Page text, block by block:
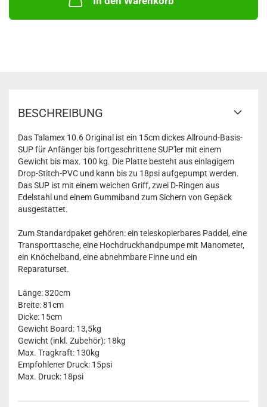
Länge: 320cm
BESCHREIBUNG
Das Talamex 10.6 Original ist ein 15cm dickes Allround-Basis-
SUP für Anfänger bis fortgeschrittene SUP'ler mit einem
Gewicht bis max. 100 kg. Die Platte besteht aus einlagigem
Drop-Stitch-PVC und kann bis zu 18psi aufgepumpt werden.
Das SUP ist mit einem weichen Griff, zwei D-Ringen aus
Edelstahl und einem Gummiband zum Sichern von Gepäck
ausgestattet.
Zum Standardpaket gehören: ein teleskopierbares Paddel, eine
Transporttasche, eine Hochdruckhandpumpe mit Manometer,
ein Knöchelband, eine abnehmbare Finne und ein
Reparaturset.
Länge: 320cm
Breite: 81cm
Dicke: 15cm
Gewicht Board: 13,5kg
Gewicht (inkl. Zubehör): 18kg
Max. Tragkraft: 130kg
Empfohlener Druck: 15psi
Max. Druck: 18psi